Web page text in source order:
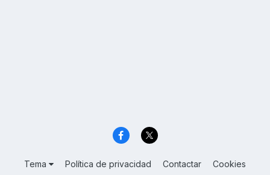
Tema Política de privacidad Contactar Cookies